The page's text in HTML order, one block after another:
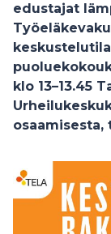
edustajat
klo 13–13.45
osaamisesta,